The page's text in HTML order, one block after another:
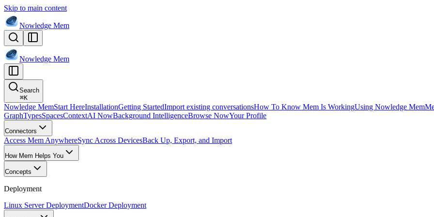
Skip to main content
Nowledge Mem
Nowledge Mem
Search
⌘K
Nowledge MemStart HereInstallationGetting StartedImport existing conversationsHow To Know Mem Is WorkingUsing Nowledge Mem
GraphTypesSpacesContextAI NowBackground IntelligenceBrowse NowYour Profile
Connectors
Access Mem AnywhereSync Across DevicesBack Up, Export, and Import
How Mem Helps You
Concepts
Deployment
Linux Server DeploymentDocker Deployment